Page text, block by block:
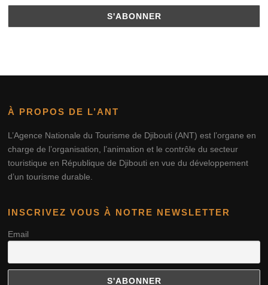
À PROPOS DE L’ANT
L’Agence Nationale du Tourisme de Djibouti (ANT) est l’organe en
charge de l’organisation, l’animation et le contrôle du secteur
touristique en République de Djibouti en vue du développement
d’un tourisme durable.
INSCRIVEZ VOUS À NOTRE NEWSLETTER
Email